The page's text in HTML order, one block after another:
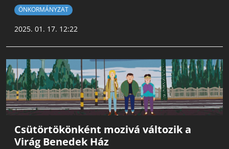
ÖNKORMÁNYZAT
2025. 01. 17. 12:22
Csütörtökönként mozivá változik a
Virág Benedek Ház